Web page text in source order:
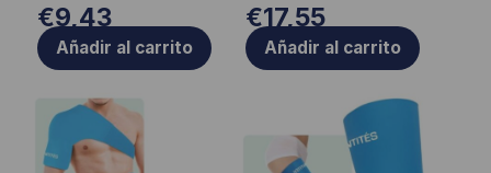
€9,43
Añadir al carrito
€17,55
Añadir al carrito